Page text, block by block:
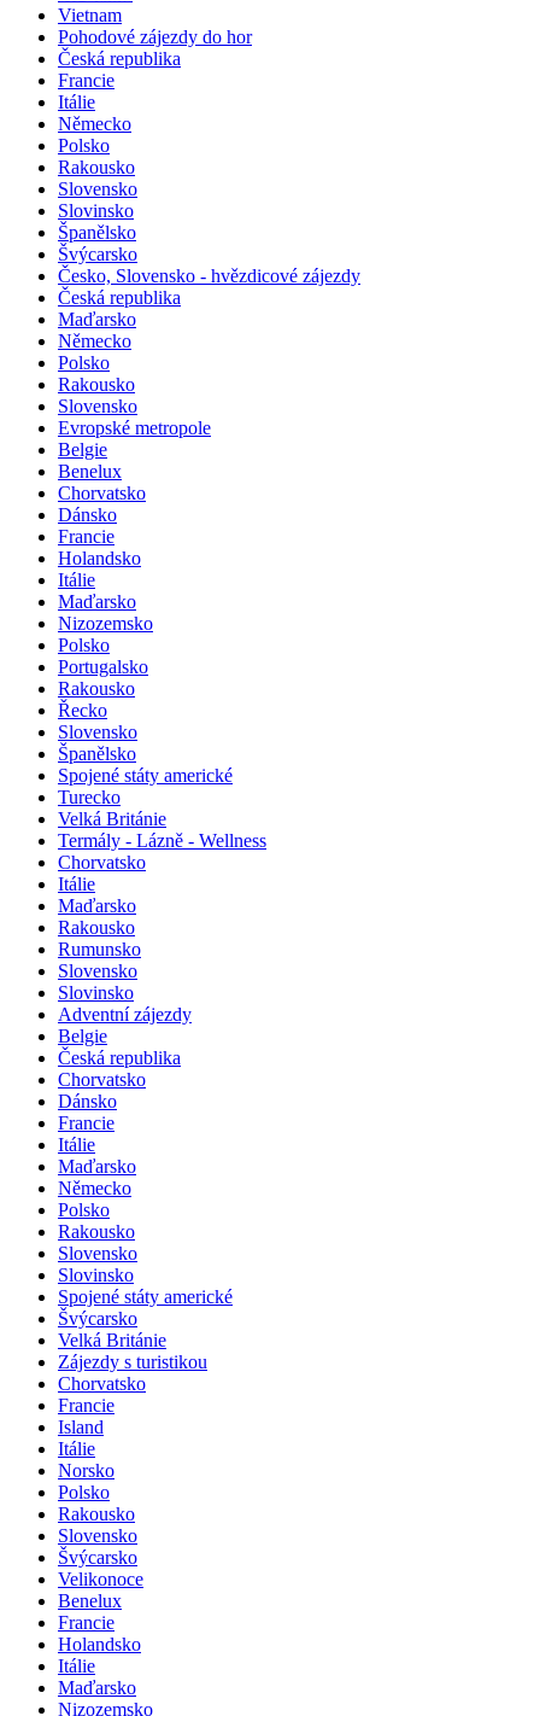
Vietnam
Pohodové zájezdy do hor
Česká republika
Francie
Itálie
Německo
Polsko
Rakousko
Slovensko
Slovinsko
Španělsko
Švýcarsko
Česko, Slovensko - hvězdicové zájezdy
Česká republika
Maďarsko
Německo
Polsko
Rakousko
Slovensko
Evropské metropole
Belgie
Benelux
Chorvatsko
Dánsko
Francie
Holandsko
Itálie
Maďarsko
Nizozemsko
Polsko
Portugalsko
Rakousko
Řecko
Slovensko
Španělsko
Spojené státy americké
Turecko
Velká Británie
Termály - Lázně - Wellness
Chorvatsko
Itálie
Maďarsko
Rakousko
Rumunsko
Slovensko
Slovinsko
Adventní zájezdy
Belgie
Česká republika
Chorvatsko
Dánsko
Francie
Itálie
Maďarsko
Německo
Polsko
Rakousko
Slovensko
Slovinsko
Spojené státy americké
Švýcarsko
Velká Británie
Zájezdy s turistikou
Chorvatsko
Francie
Island
Itálie
Norsko
Polsko
Rakousko
Slovensko
Švýcarsko
Velikonoce
Benelux
Francie
Holandsko
Itálie
Maďarsko
Nizozemsko